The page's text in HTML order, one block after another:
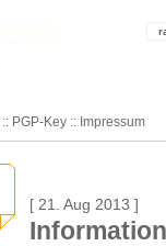
:: PGP-Key :: Impressum
[ 21. Aug 2013 ]